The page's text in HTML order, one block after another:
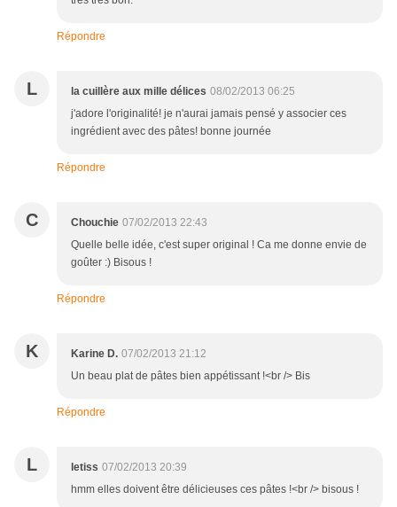
Répondre
L la cuillère aux mille délices 08/02/2013 06:25
j'adore l'originalité! je n'aurai jamais pensé y associer ces
ingrédient avec des pâtes! bonne journée
Répondre
C Chouchie 07/02/2013 22:43
Quelle belle idée, c'est super original ! Ca me donne envie de
goûter :) Bisous !
Répondre
K Karine D. 07/02/2013 21:12
Un beau plat de pâtes bien appétissant !<br /> Bis
Répondre
L letiss 07/02/2013 20:39
hmm elles doivent être délicieuses ces pâtes !<br /> bisous !